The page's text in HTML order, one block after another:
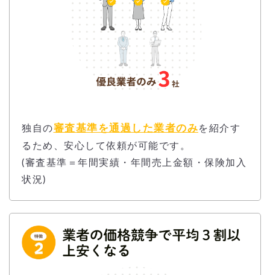
独自の審査基準を通過した業者のみを紹介す
るため、安心して依頼が可能です。
(審査基準＝年間実績・年間売上金額・保険加入
状況)